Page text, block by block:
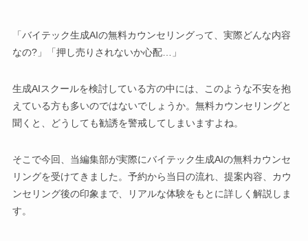
「バイテック生成AIの無料カウンセリングって、実際どんな内容
なの?」「押し売りされないか心配…」
生成AIスクールを検討している方の中には、このような不安を抱
えている方も多いのではないでしょうか。無料カウンセリングと
聞くと、どうしても勧誘を警戒してしまいますよね。
そこで今回、当編集部が実際にバイテック生成AIの無料カウンセ
リングを受けてきました。予約から当日の流れ、提案内容、カウ
ンセリング後の印象まで、リアルな体験をもとに詳しく解説しま
す。